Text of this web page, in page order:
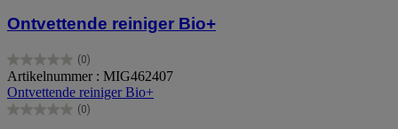
Ontvettende reiniger Bio+
(0)
0.0
van
de
5
Artikelnummer : MIG462407
Ontvettende reiniger Bio+
(0)
0.0